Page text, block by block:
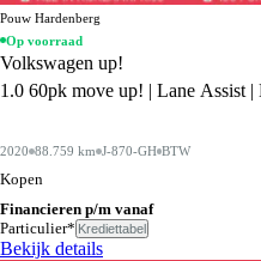
Pouw Hardenberg
Op voorraad
Volkswagen up!
1.0 60pk move up! | Lane Assist
2020 88.759 km J-870-GH BTW
Kopen
Financieren p/m vanaf
Particulier* Krediettabel
Bekijk details